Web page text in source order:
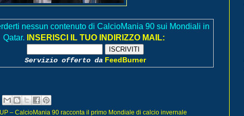
nessun contenuto di CalcioMania 90 sui Mondiali in
Qatar.
INSERISCI IL TUO INDIRIZZO MAIL:
Servizio offerto da FeedBurner
– CalcioMania 90 racconta il primo Mondiale di calcio invernale